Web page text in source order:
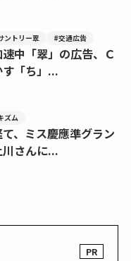
ントリー翠 #交通広告
中「翠」の広告、Ｃ
「ち」...
ズム
、ミス慶應準グラン
さんに...